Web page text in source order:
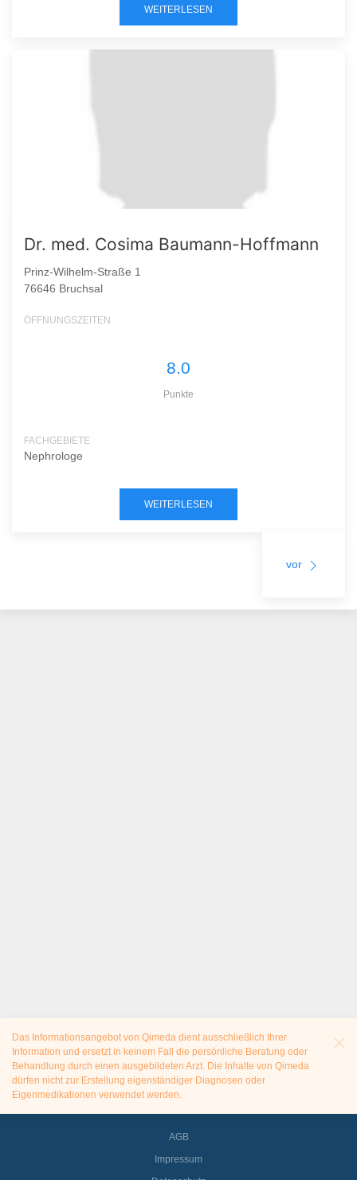
WEITERLESEN
Dr. med. Cosima Baumann-Hoffmann
Prinz-Wilhelm-Straße 1
76646 Bruchsal
ÖFFNUNGSZEITEN
8.0
Punkte
FACHGEBIETE
Nephrologe
WEITERLESEN
vor
Das Informationsangebot von Qimeda dient ausschließlich Ihrer
Information und ersetzt in keinem Fall die persönliche Beratung oder
Behandlung durch einen ausgebildeten Arzt. Die Inhalte von Qimeda
dürfen nicht zur Erstellung eigenständiger Diagnosen oder
Eigenmedikationen verwendet werden.
AGB
Impressum